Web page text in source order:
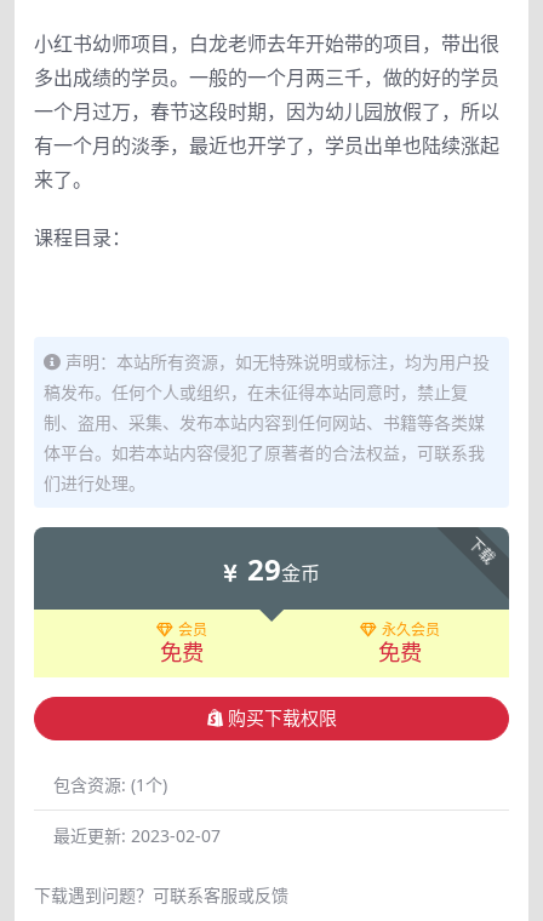
小红书幼师项目，白龙老师去年开始带的项目，带出很
多出成绩的学员。一般的一个月两三千，做的好的学员
一个月过万，春节这段时期，因为幼儿园放假了，所以
有一个月的淡季，最近也开学了，学员出单也陆续涨起
来了。
课程目录：
声明：本站所有资源，如无特殊说明或标注，均为用户投
稿发布。任何个人或组织，在未征得本站同意时，禁止复
制、盗用、采集、发布本站内容到任何网站、书籍等各类媒
体平台。如若本站内容侵犯了原著者的合法权益，可联系我
们进行处理。
下载
29金币
会员
免费
永久会员
免费
购买下载权限
包含资源: (1个)
最近更新: 2023-02-07
下载遇到问题？可联系客服或反馈